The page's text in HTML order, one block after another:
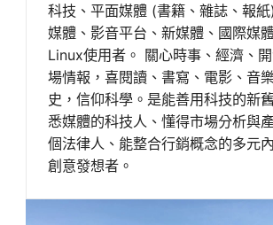
科技、平面媒體 (書籍、雜誌、報
媒體、影音平台、新媒體、國際媒
Linux使用者。 關心時事、經濟、
場情報，喜閱讀、書寫、電影、音
史，信仰科學。是能善用科技的新
悉媒體的科技人、懂得市場分析與
個法律人、能整合行銷概念的多元
創意發想者。